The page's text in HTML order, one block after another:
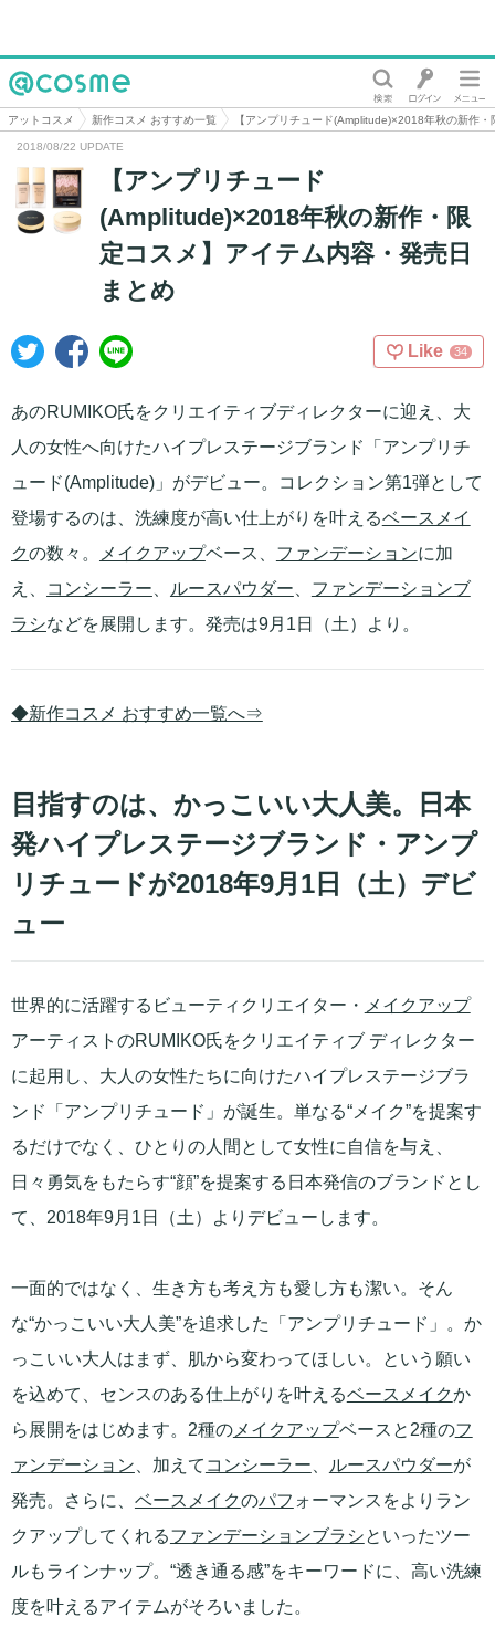
@cosme
アットコスメ 新作コスメ おすすめ一覧 【アンプリチュード(Amplitude)×2018年秋の新作
2018/08/22 UPDATE
【アンプリチュード
(Amplitude)×2018年秋の新作・限
定コスメ】アイテム内容・発売日
まとめ
Like 34
あのRUMIKO氏をクリエイティブディレクターに迎え、大
人の女性へ向けたハイプレステージブランド「アンプリチ
ュード(Amplitude)」がデビュー。コレクション第1弾として
登場するのは、洗練度が高い仕上がりを叶えるベースメイ
クの数々。 メイクアップベース、 ファンデーションに加
え、
コンシーラー ルースパウダー
ファンデーションブ
ラシなどを展開します。発売は9月1日（土）より。
◆新作コスメ おすすめ一覧へ⇒
目指すのは、かっこいい大人美。日本
発ハイプレステージブランド・アンプ
リチュードが2018年9月1日（土）デビ
ュー
世界的に活躍するビューティクリエイター・ メイクアップ
アーティストのRUMIKO氏をクリエイティブ ディレクター
に起用し、大人の女性たちに向けたハイプレステージブラ
ンド「アンプリチュード」が誕生。単なる“メイク”を提案す
るだけでなく、ひとりの人間として女性に自信を与え、
日々勇気をもたらす“顔”を提案する日本発信のブランドとし
て、2018年9月1日（土）よりデビューします。
一面的ではなく、生き方も考え方も愛し方も潔い。そん
な“かっこいい大人美”を追求した「アンプリチュード」。か
っこいい大人はまず、肌から変わってほしい。という願い
を込めて、センスのある仕上がりを叶えるベースメイクか
ら展開をはじめます。2種のメイクアップベースと2種のフ
ァンデーション 、加えて コンシーラー ルースパウダーが
発売。さらに、 ベースメイクのパフ ォーマンスをよりラン
クアップしてくれるファンデーションブラシといったツー
ルもラインナップ。“透き通る感”をキーワードに、高い洗練
度を叶えるアイテムがそろいました。